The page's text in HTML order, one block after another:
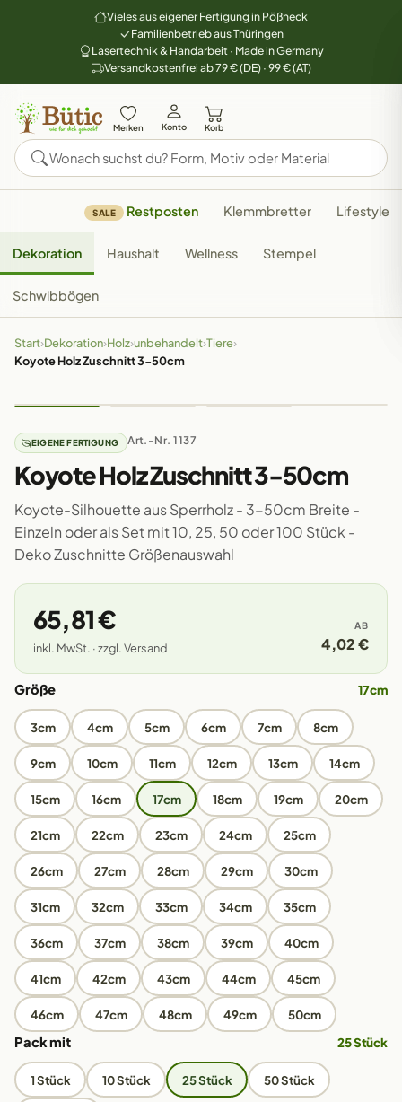
Vieles aus eigener Fertigung in Pößneck
Familienbetrieb aus Thüringen
Lasertechnik & Handarbeit · Made in Germany
Versandkostenfrei ab 79 € (DE) · 99 € (AT)
Merken Konto Korb
SALE Restposten Klemmbretter Lifestyle
Dekoration Haushalt Wellness Stempel
Schwibbögen
Start›Dekoration›Holz›unbehandelt›Tiere›
Koyote Holz Zuschnitt 3-50cm
EIGENE FERTIGUNG Art.-Nr. 1137
Koyote Holz Zuschnitt 3-50cm
Koyote-Silhouette aus Sperrholz - 3-50cm Breite -
Einzeln oder als Set mit 10, 25, 50 oder 100 Stück -
Deko Zuschnitte Größenauswahl
65,81 €
inkl. MwSt. · zzgl. Versand
AB
4,02 €
Größe 17cm
3cm 4cm 5cm 6cm 7cm 8cm
9cm 10cm 11cm 12cm 13cm 14cm
15cm 16cm 17cm 18cm 19cm 20cm
21cm 22cm 23cm 24cm 25cm
26cm 27cm 28cm 29cm 30cm
31cm 32cm 33cm 34cm 35cm
36cm 37cm 38cm 39cm 40cm
41cm 42cm 43cm 44cm 45cm
46cm 47cm 48cm 49cm 50cm
Pack mit 25 Stück
1 Stück 10 Stück 25 Stück 50 Stück